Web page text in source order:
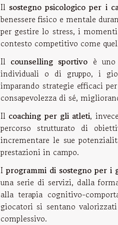
Ilsostegno psicologico per i
benessere fisico e mentale
per gestire lo stress, i
contesto competitivo come
Il counselling sportivo è
individuali o di gruppo, i
imparando strategie efficaci
consapevolezza di sé,
Il coaching per gli atleti,
percorso strutturato di
incrementare le sue
prestazioni in campo.
I programmi di sostegno per i
una serie di servizi, dalla
alla terapia cognitivo-
giocatori si sentano
complessivo.